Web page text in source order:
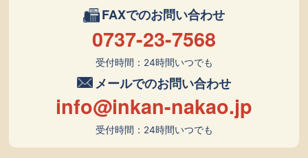
FAXでのお問い合わせ
0737-23-7568
受付時間：24時間いつでも
メールでのお問い合わせ
info@inkan-nakao.jp
受付時間：24時間いつでも